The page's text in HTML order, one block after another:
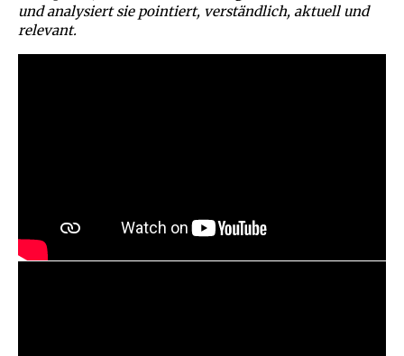
und analysiert sie pointiert, verständlich, aktuell und
relevant.